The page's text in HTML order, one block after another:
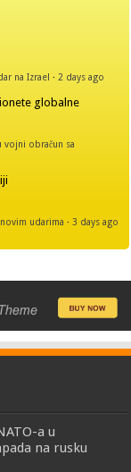
na Izrael · 2 days ago
globalne
vojni obračun sa
udarima ·3 days ago
a u
na rusku